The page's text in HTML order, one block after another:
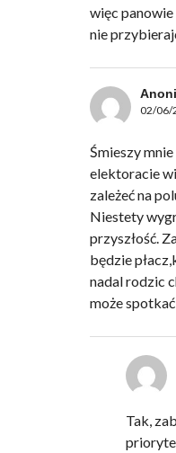
więc
nie
02/06/
Śmieszy
elektoracie
zależeć na
Niestety
przyszłość.
będzie
nadal rodzic
może
Tak,